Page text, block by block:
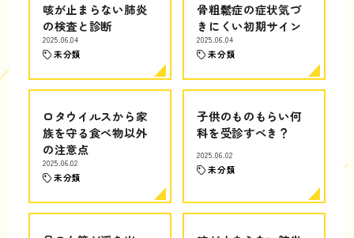
咳が止まらない肺炎
の検査と診断
2025.06.04
未分類
骨粗鬆症の症状気づ
きにくい初期サイン
2025.06.04
未分類
ロタウイルスから家
族を守る食べ物以外
の注意点
2025.06.02
未分類
子供のものもらい何
科を受診すべき？
2025.06.02
未分類